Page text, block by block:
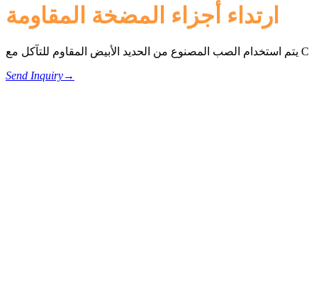
ارتداء أجزاء المضخة المقاومة
Send Inquiry→